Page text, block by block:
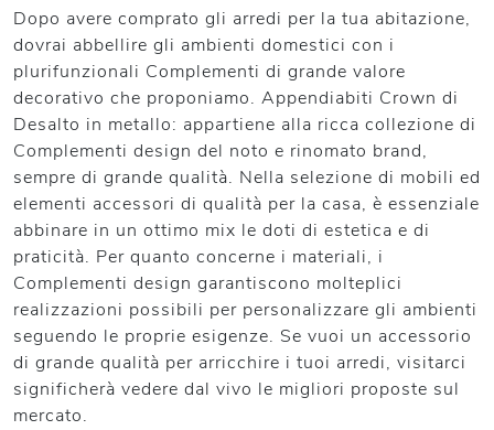
Dopo avere comprato gli arredi per la tua abitazione,
dovrai abbellire gli ambienti domestici con i
plurifunzionali Complementi di grande valore
decorativo che proponiamo. Appendiabiti Crown di
Desalto in metallo: appartiene alla ricca collezione di
Complementi design del noto e rinomato brand,
sempre di grande qualità. Nella selezione di mobili ed
elementi accessori di qualità per la casa, è essenziale
abbinare in un ottimo mix le doti di estetica e di
praticità. Per quanto concerne i materiali, i
Complementi design garantiscono molteplici
realizzazioni possibili per personalizzare gli ambienti
seguendo le proprie esigenze. Se vuoi un accessorio
di grande qualità per arricchire i tuoi arredi, visitarci
significherà vedere dal vivo le migliori proposte sul
mercato.